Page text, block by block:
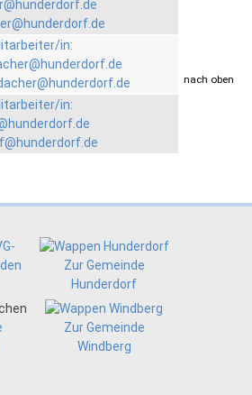
drucken nach oben
Zur Gemeinde
Hunderdorf
Zur Gemeinde
Windberg